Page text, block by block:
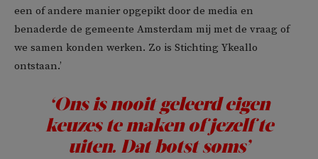
een of andere manier opgepikt door de media en
benaderde de gemeente Amsterdam mij met de vraag of
we samen konden werken. Zo is Stichting Ykeallo
ontstaan.’
‘Ons is nooit geleerd eigen
keuzes te maken of jezelf te
uiten. Dat botst soms’